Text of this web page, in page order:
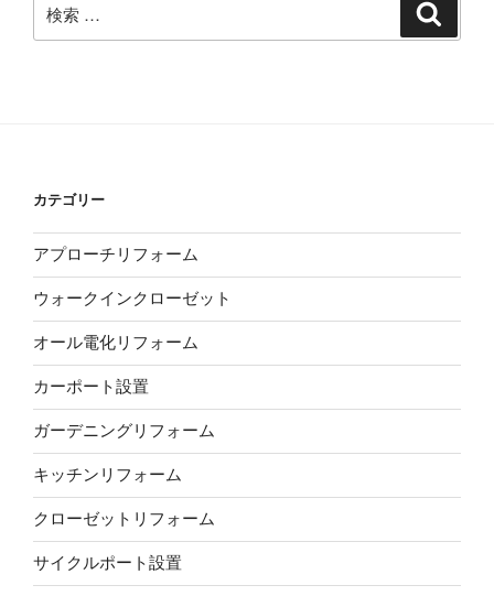
索:
カテゴリー
アプローチリフォーム
ウォークインクローゼット
オール電化リフォーム
カーポート設置
ガーデニングリフォーム
キッチンリフォーム
クローゼットリフォーム
サイクルポート設置